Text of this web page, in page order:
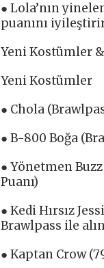
● Lola’nın
puanını
Yeni Kostümler
Yeni Kostümler
● Chola
● B-800 Boğa
● Yönetmen
Puanı)
● Kedi Hırsız
Brawlpass ile
● Kaptan Crow